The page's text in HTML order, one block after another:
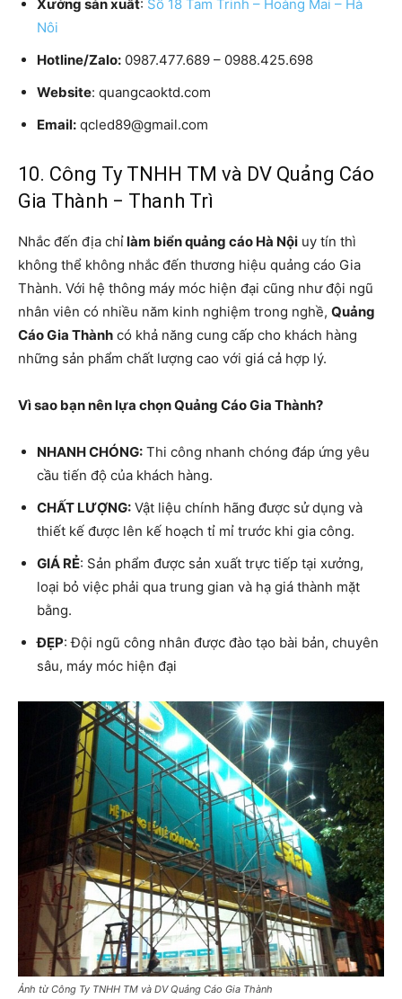
Xưởng sản xuất: Số 18 Tam Trinh – Hoàng Mai – Hà
Nôi
Hotline/Zalo: 0987.477.689 – 0988.425.698
Website: quangcaoktd.com
Email: qcled89@gmail.com
10. Công Ty TNHH TM và DV Quảng Cáo
Gia Thành − Thanh Trì
Nhắc đến địa chỉlàm biển quảng cáo Hà Nội uy tín thì
không thể không nhắc đến thương hiệu quảng cáo Gia
Thành. Với hệ thông máy móc hiện đại cũng như đội ngũ
nhân viên có nhiều năm kinh nghiệm trong nghề, Quảng
Cáo Gia Thành có khả năng cung cấp cho khách hàng
những sản phẩm chất lượng cao với giá cả hợp lý.
Vì sao bạn nên lựa chọn Quảng Cáo Gia Thành?
NHANH CHÓNG: Thi công nhanh chóng đáp ứng yêu
cầu tiến độ của khách hàng.
CHẤT LƯỢNG: Vật liệu chính hãng được sử dụng và
thiết kế được lên kế hoạch tỉ mỉ trước khi gia công.
GIÁ RẺ: Sản phẩm được sản xuất trực tiếp tại xưởng,
loại bỏ việc phải qua trung gian và hạ giá thành mặt
bằng.
ĐẸP: Đội ngũ công nhân được đào tạo bài bản, chuyên
sâu, máy móc hiện đại
Ảnh từ Công Ty TNHH TM và DV Quảng Cáo Gia Thành